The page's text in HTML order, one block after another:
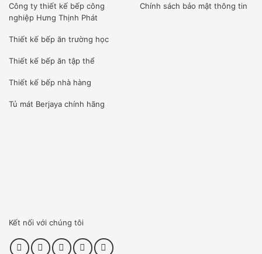
Công ty thiết kế bếp công
nghiệp Hưng Thịnh Phát
Thiết kế bếp ăn trường học
Thiết kế bếp ăn tập thể
Thiết kế bếp nhà hàng
Tủ mát Berjaya chính hãng
Chính sách bảo mật thông tin
Kết nối với chúng tôi